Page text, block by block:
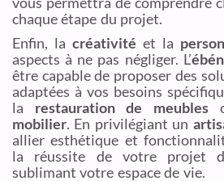
chaque étape du projet.
Enfin, la créativité et la
aspects à ne pas négliger. L’
être capable de proposer des
adaptées à vos besoins
la restauration de meubles
mobilier. En privilégiant un
allier esthétique et
la réussite de votre projet
sublimant votre espace de vie.